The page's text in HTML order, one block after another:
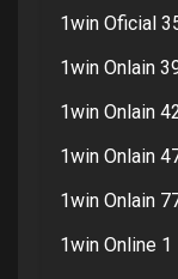
1win Oficial
1win Onlain
1win Onlain
1win Onlain
1win Onlain
1win Online 1